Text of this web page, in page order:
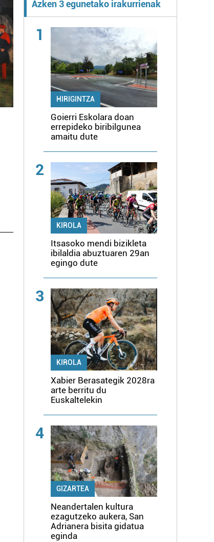
Azken 3 egunetako irakurrienak
1
HIRIGINTZA
Goierri Eskolara doan
errepideko biribilgunea
amaitu dute
2
KIROLA
Itsasoko mendi bizikleta
ibilaldia abuztuaren 29an
egingo dute
3
KIROLA
Xabier Berasategik 2028ra
arte berritu du
Euskaltelekin
4
GIZARTEA
Neandertalen kultura
ezagutzeko aukera, San
Adrianera bisita gidatua
eginda